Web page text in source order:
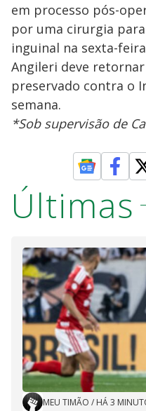
em processo pós-
por uma cirurgia
inguinal na sexta-
Angileri deve
preservado contra o
semana.
*Sob supervisão de
Últimas
MEU TIMÃO / HÁ 3